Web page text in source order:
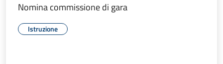
Nomina commissione di gara
Istruzione